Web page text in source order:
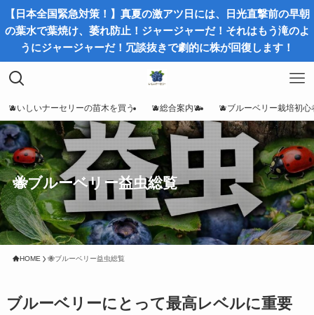
【日本全国緊急対策！】真夏の激アツ日には、日光直撃前の早朝
の葉水で葉焼け、萎れ防止！ジャージャーだ！それはもう滝のよ
うにジャージャーだ！冗談抜きで劇的に株が回復します！
🫐いしいナーセリーの苗木を買う 🫐総合案内🫐 🫐ブルーベリー栽培初心
🐝ブルーベリー益虫総覧
HOME 🐝ブルーベリー益虫総覧
ブルーベリーにとって最高レベルに重要